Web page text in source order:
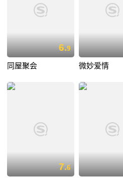
6.9
同屋聚会 微妙爱情
7.6